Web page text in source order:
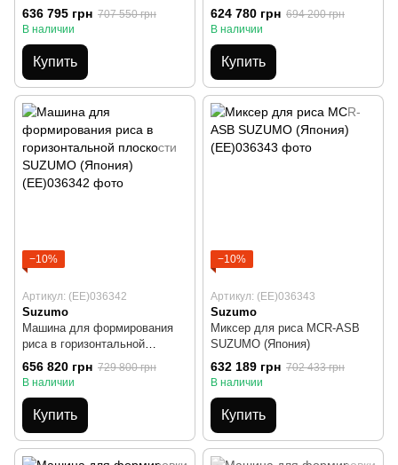
Minolta
636 795 грн 707 550 грн
В наличии
Купить
624 780 грн 694 200 грн
В наличии
Купить
−10%
Артикул: (EE)036342
Suzumo
Машина для формирования
риса в горизонтальной
плоскости SUZUMO (Япония)
656 820 грн 729 800 грн
В наличии
Купить
−10%
Артикул: (EE)036343
Suzumo
Миксер для риса MCR-ASB
SUZUMO (Япония)
632 189 грн 702 433 грн
В наличии
Купить